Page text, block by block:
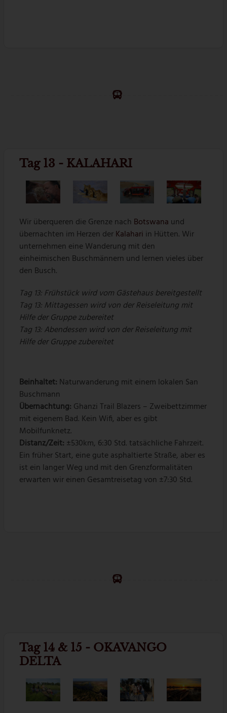
Tag 13 - KALAHARI
Wir überqueren die Grenze nach Botswana und
übernachten im Herzen derKalahari in Hütten. Wir
unternehmen eine Wanderung mit den
einheimischen Buschmännern und lernen vieles über
den Busch.
Tag 13: Frühstück wird vom Gästehaus bereitgestellt
Tag 13: Mittagessen wird von der Reiseleitung mit
Hilfe der Gruppe zubereitet
Tag 13: Abendessen wird von der Reiseleitung mit
Hilfe der Gruppe zubereitet
Beinhaltet: Naturwanderung mit einem lokalen San
Buschmann
Übernachtung: Ghanzi Trail Blazers – Zweibettzimmer
mit eigenem Bad. Kein Wifi, aber es gibt
Mobilfunknetz.
Distanz/Zeit: ±530km, 6:30 Std. tatsächliche Fahrzeit.
Ein früher Start, eine gute asphaltierte Straße, aber es
ist ein langer Weg und mit den Grenzformalitäten
erwarten wir einen Gesamtreisetag von ±7:30 Std.
Tag 14 & 15 - OKAVANGO
DELTA